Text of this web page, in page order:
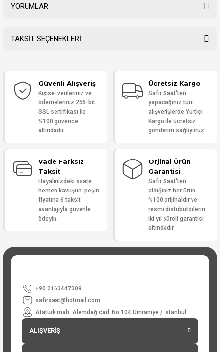
YORUMLAR
Yorum Yaz
TAKSİT SEÇENEKLERİ
Güvenli Alışveriş
Kişisel verileriniz ve
ödemeleriniz 256-bit
SSL sertifikası ile
%100 güvence
altındadır.
Ücretsiz Kargo
Safir Saat'ten
yapacağınız tüm
alışverişlerde Yurtiçi
Kargo ile ücretsiz
gönderim sağlıyoruz.
Vade Farksız
Taksit
Hayalinizdeki saate
hemen kavuşun, peşin
fiyatına 6 taksit
avantajıyla güvenle
ödeyin.
Orjinal Ürün
Garantisi
Safir Saat'ten
aldığınız her ürün
%100 orijinaldir ve
resmi distribütörlerin
iki yıl süreli garantisi
altındadır
+90 2163447309
safirsaat@hotmail.com
Atatürk mah. Alemdağ cad. No 104 Ümraniye / İstanbul
ALIŞVERİŞ